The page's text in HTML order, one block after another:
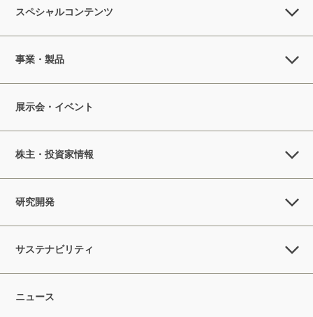
スペシャルコンテンツ
事業・製品
展示会・イベント
株主・投資家情報
研究開発
サステナビリティ
ニュース